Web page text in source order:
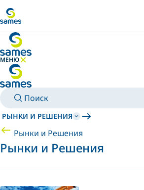
МЕНЮ
СКРЫТЬ МЕНЮ
Поиск
РЫНКИ И РЕШЕНИЯ
Рынки и Решения
Рынки и Решения